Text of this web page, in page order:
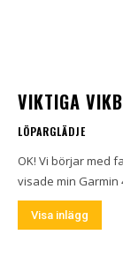
VIKTIGA
LÖPARGLÄDJE
OK! Vi börjar med
visade min Garmin
Visa inlägg